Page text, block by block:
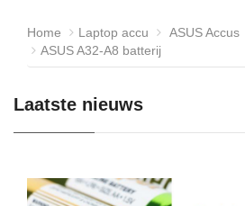
Home Laptop accu
ASUS Accus
ASUS A32-A8 batterij
Laatste nieuws